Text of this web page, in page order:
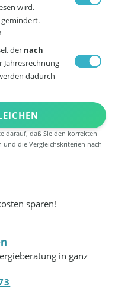
wird.
der nach
Jahresrechnung
dadurch
darauf, daß Sie den korrekten
und die Vergleichskriterien nach
sparen!
in ganz